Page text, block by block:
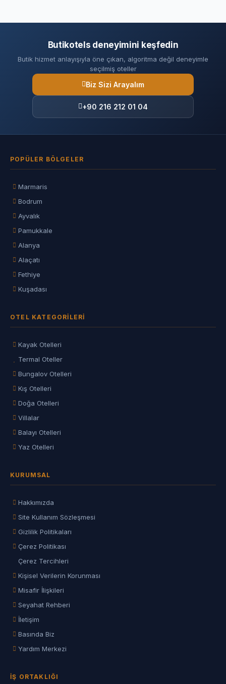
Butikotels deneyimini keşfedin
Butik hizmet anlayışıyla öne çıkan, algoritma değil deneyimle
seçilmiş oteller
Biz Sizi Arayalım
+90 216 212 01 04
POPÜLER BÖLGELER
Marmaris
Bodrum
Ayvalık
Pamukkale
Alanya
Alaçatı
Fethiye
Kuşadası
OTEL KATEGORILERI
Kayak Otelleri
Termal Oteller
Bungalov Otelleri
Kış Otelleri
Doğa Otelleri
Villalar
Balayı Otelleri
Yaz Otelleri
KURUMSAL
Hakkımızda
Site Kullanım Sözleşmesi
Gizlilik Politikaları
Çerez Politikası
Çerez Tercihleri
Kişisel Verilerin Korunması
Misafir İlişkileri
Seyahat Rehberi
İletişim
Basında Biz
Yardım Merkezi
İŞ ORTAKLIĞI